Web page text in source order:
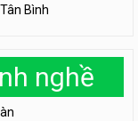
Tân Bình
nghề